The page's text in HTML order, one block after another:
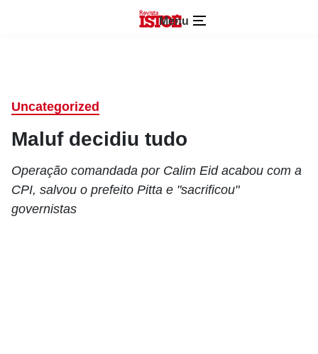
Menu
Uncategorized
Maluf decidiu tudo
Operação comandada por Calim Eid acabou com a
CPI, salvou o prefeito Pitta e "sacrificou"
governistas